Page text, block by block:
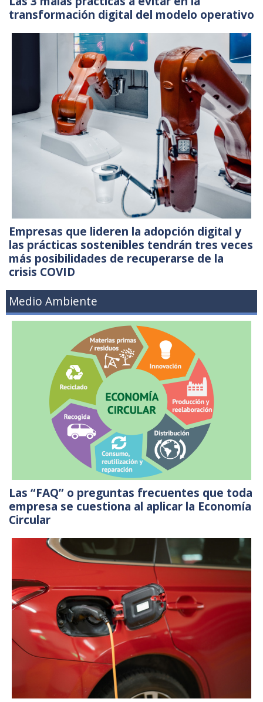
transformación digital del modelo operativo
Empresas que lideren la adopción digital y
las prácticas sostenibles tendrán tres veces
más posibilidades de recuperarse de la
crisis COVID
Medio Ambiente
Las “FAQ” o preguntas frecuentes que toda
empresa se cuestiona al aplicar la Economía
Circular